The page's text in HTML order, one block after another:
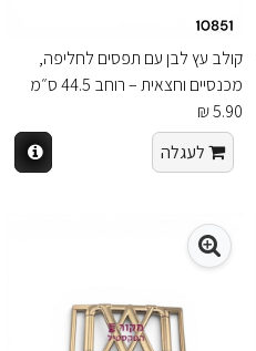
קולב עץ לבן עם תפסים לחליפה,
מכנסיים וחצאית – רוחב 44.5 ס״מ
5.90 ₪
לעגלה